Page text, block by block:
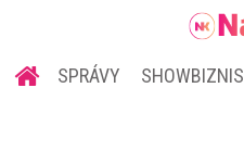
SPRÁVY SHOWBIZNIS